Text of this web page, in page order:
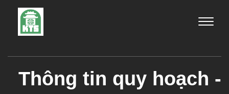
Toggle
Thông tin quy hoạch -